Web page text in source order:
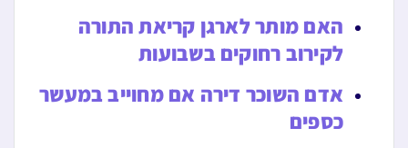
האם מותר לארגן קריאת התורה
לקירוב רחוקים בשבועות
אדם השוכר דירה אם מחוייב במעשר
כספים